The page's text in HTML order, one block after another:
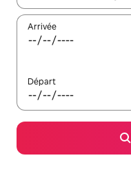
Arrivée
Départ